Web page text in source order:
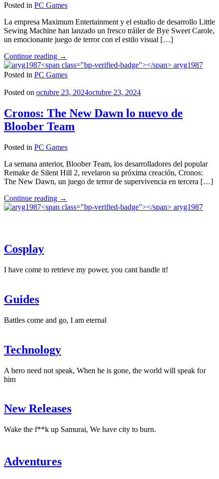
Posted in PC Games
La empresa Maximum Entertainment y el estudio de desarrollo Little
Sewing Machine han lanzado un fresco tráiler de Bye Sweet Carole,
un emocionante juego de terror con el estilo visual […]
Continue reading "Bye
Sweet
Carole
videojuego
terror
con
estética
de
llegará
en
2025"
→
aryg1987
Posted in PC Games
Posted on octubre 23, 2024octubre 23, 2024
Cronos: The New Dawn lo nuevo de
Bloober Team
Posted in PC Games
La semana anterior, Bloober Team, los desarrolladores del popular
Remake de Silent Hill 2, revelaron su próxima creación, Cronos:
The New Dawn, un juego de terror de supervivencia en tercera […]
Continue reading "Cronos:
The
Team"
→
aryg1987
Cosplay
I have come to retrieve my power, you cant handle it!
Guides
Battles come and go, I am eternal
Technology
A hero need not speak, When he is gone, the world will speak for
him
New Releases
Wake the f**k up Samurai, We have city to burn.
Adventures